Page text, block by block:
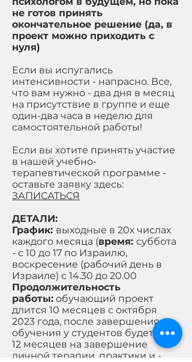
не готов принять
окончательное решение (да, в
проект можно приходить с
нуля)
Если вы испугались
интенсивности - напрасно. Все,
что вам нужно - два дня в месяц
на присутствие в группе и еще
один-два часа в неделю для
самостоятельной работы!
Если вы хотите принять участие
в нашей учебно-
терапевтической программе -
оставьте заявку здесь:
ЗАПИСАТЬСЯ
ДЕТАЛИ:
График: выходные в 20х числах
каждого месяца (время: суббота
- с 10 до 17 по Израилю,
воскресение (рабочий день в
Израиле) с 14.30 до 20.00
Продолжительность
работы: обучающий проект
длится 10 месяцев с октября
2023 года, после завершения
обучения у студентов будет еще
12 месяцев на завершение
личной терапии, практики и -